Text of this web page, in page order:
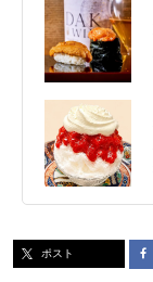
ポスト